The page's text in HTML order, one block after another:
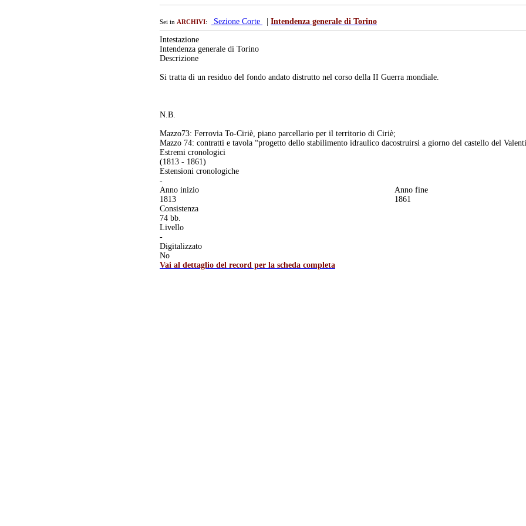
Sei in ARCHIVI: Sezione Corte Intendenza generale di Torino
Intestazione
Intendenza generale di Torino
Descrizione
Si tratta di un residuo del fondo andato distrutto nel corso della II Guerra mondiale.
N.B.
Mazzo73: Ferrovia To-Ciriè, piano parcellario per il territorio di Ciriè;
Mazzo 74: contratti e tavola “progetto dello stabilimento idraulico dacostruirsi a giorno del castello del
Estremi cronologici
(1813 - 1861)
Estensioni cronologiche
-
Anno inizio
1813
Anno fine
1861
Consistenza
74 bb.
Livello
-
Digitalizzato
No
Vai al dettaglio del record per la scheda completa